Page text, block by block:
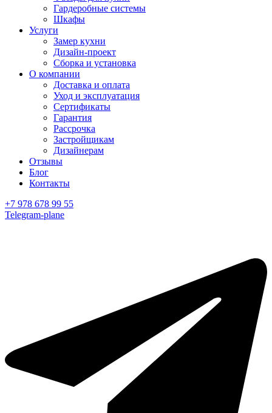
Гардеробные системы
Шкафы
Услуги
Замер кухни
Дизайн-проект
Сборка и установка
О компании
Доставка и оплата
Уход и эксплуатация
Сертификаты
Гарантия
Рассрочка
Застройщикам
Дизайнерам
Отзывы
Блог
Контакты
+7 978 678 99 55
Telegram-plane